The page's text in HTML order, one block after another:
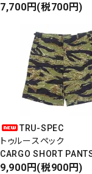
半袖Tシャツ
7,700円(税700円)
TRU-SPEC
トゥルースペック
CARGO SHORT
カーゴショートパンツ
9,900円(税900円)